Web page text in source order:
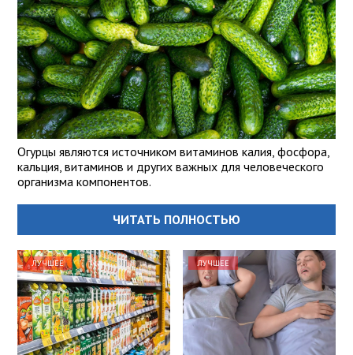
Огурцы являются источником витаминов калия, фосфора,
кальция, витаминов и других важных для человеческого
организма компонентов.
ЧИТАТЬ ПОЛНОСТЬЮ
ЛУЧШЕЕ ЛУЧШЕЕ